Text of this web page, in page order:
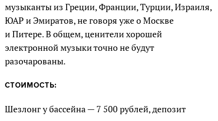
музыканты из Греции, Франции, Турции, Израиля,
ЮАР и Эмиратов, не говоря уже о Москве
и Питере. В общем, ценители хорошей
электронной музыки точно не будут
разочарованы.
СТОИМОСТЬ:
Шезлонг у бассейна — 7 500 рублей, депозит